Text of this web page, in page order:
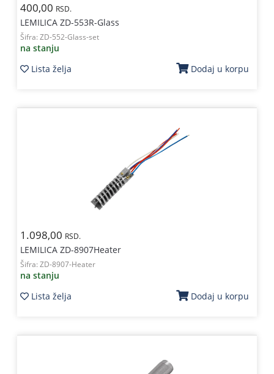
400,00 RSD.
LEMILICA ZD-553R-Glass
Šifra: ZD-552-Glass-set
na stanju
Lista želja
Dodaj u korpu
1.098,00 RSD.
LEMILICA ZD-8907Heater
Šifra: ZD-8907-Heater
na stanju
Lista želja
Dodaj u korpu